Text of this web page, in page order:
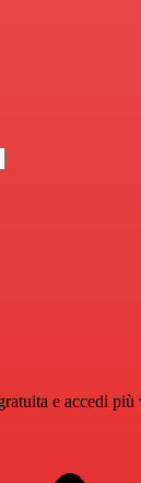
e accedi più